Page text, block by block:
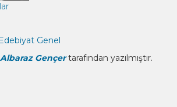
Edebiyat Genel
Gençertarafından yazılmıştır.